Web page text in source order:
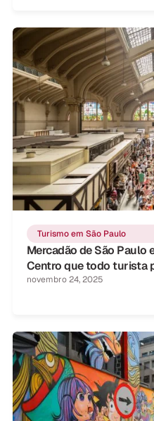
Turismo em São Paulo
Mercadão de São Paulo
Centro que todo turista
novembro 24, 2025